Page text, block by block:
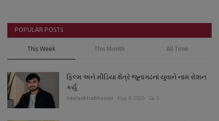
POPULAR POSTS
This Week This Month All Time
ફિલ્મ અને મીડિયા ક્ષેત્રે જૂનાગઢનાં યુવાને નામ રોશન
કર્યું
saurashtrabhoomi Aug 4, 2026 0